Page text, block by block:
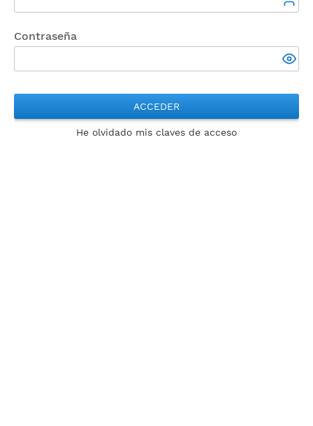
Contraseña
ACCEDER
He olvidado mis claves de acceso